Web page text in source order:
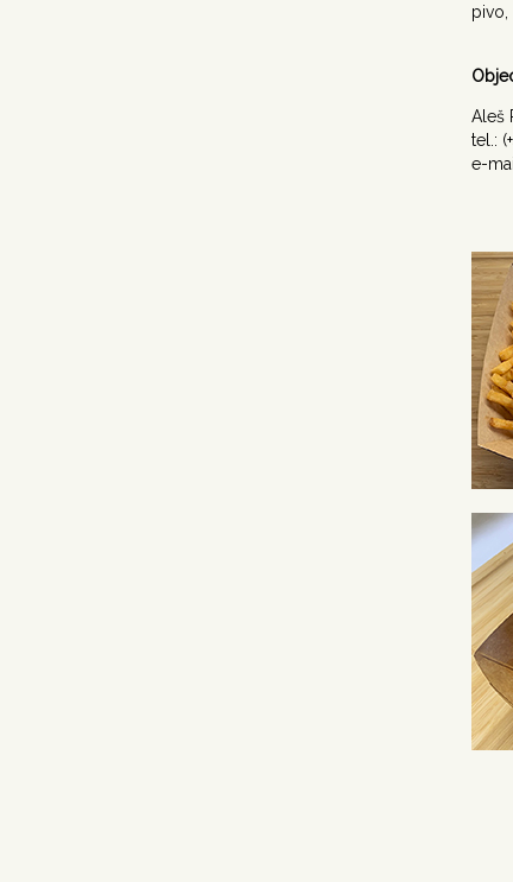
pivo,
Aleš
tel.:
e-